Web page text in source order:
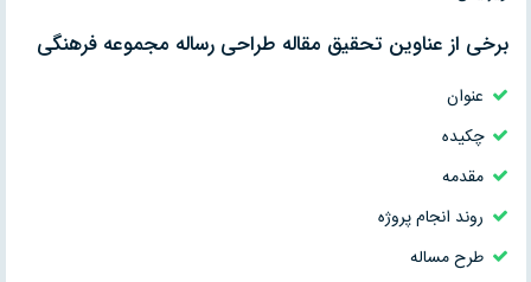
برخی از عناوین تحقیق مقاله طراحی رساله مجموعه فرهنگی
عنوان
چکيده
مقدمه
روند انجام پروژه
طرح مساله